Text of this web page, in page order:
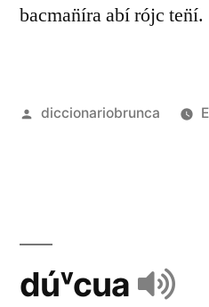
bacman̈íra abí rójc ten̈í.
diccionariobrunca
dúᵛcua